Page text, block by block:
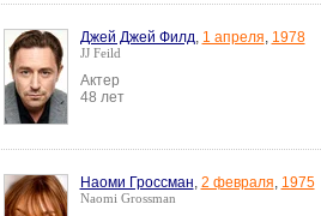
Джей Джей Филд, 1 апреля, 1978
JJ Feild
Актер
48 лет
Наоми Гроссман, 2 февраля, 1975
Naomi Grossman